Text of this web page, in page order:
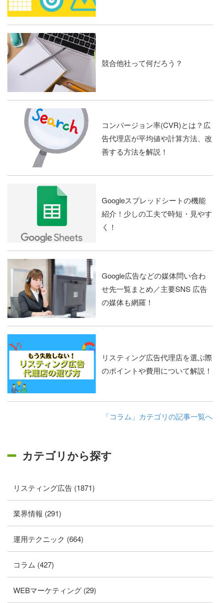
競合他社って何だろう？
コンバージョン率(CVR)とは？広
告代理店が平均値や計算方法、改
善する方法を解説！
Googleスプレッドシートの機能
紹介！少しの工夫で時短・見やす
く！
Google広告などの媒体問い合わ
せ先一覧まとめ／主要SNS 広告
の媒体も網羅！
リスティング広告代理店を選ぶ際
のポイントや費用について解説！
「コラム」カテゴリの記事一覧へ
カテゴリから探す
リスティング広告 (1871)
業界情報 (291)
運用テクニック (664)
コラム (427)
WEBマーケティング (29)